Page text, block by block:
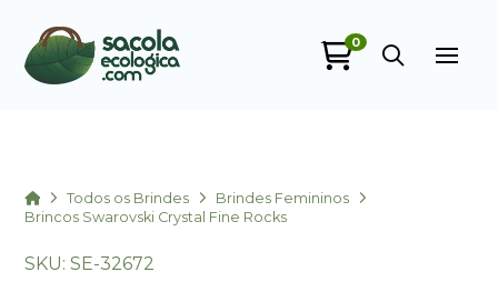
0
HomeTodos os Brindes
Brindes Femininos
Brincos Swarovski Crystal Fine Rocks
SKU: SE-32672